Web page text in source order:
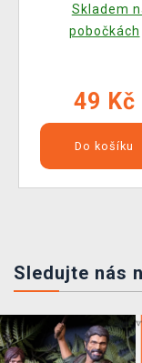
(pro
velikost Funko
Skladem
pobočkách
49 Kč
Do košíku
Sledujte nás